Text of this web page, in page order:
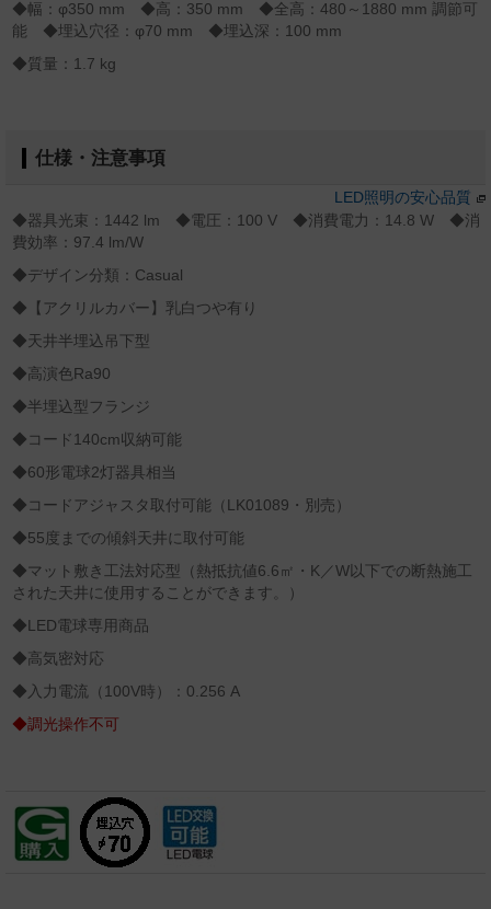
◆幅：φ350 mm ◆高：350 mm ◆全高：480～1880 mm 調節可
能 ◆埋込穴径：φ70 mm ◆埋込深：100 mm
◆質量：1.7 kg
仕様・注意事項
LED照明の安心品質
◆器具光束：1442 lm ◆電圧：100 V ◆消費電力：14.8 W ◆消
費効率：97.4 lm/W
◆デザイン分類：Casual
◆【アクリルカバー】乳白つや有り
◆天井半埋込吊下型
◆高演色Ra90
◆半埋込型フランジ
◆コード140cm収納可能
◆60形電球2灯器具相当
◆コードアジャスタ取付可能（LK01089・別売）
◆55度までの傾斜天井に取付可能
◆マット敷き工法対応型（熱抵抗値6.6㎡・K／W以下での断熱施工
された天井に使用することができます。）
◆LED電球専用商品
◆高気密対応
◆入力電流（100V時）：0.256 A
◆調光操作不可